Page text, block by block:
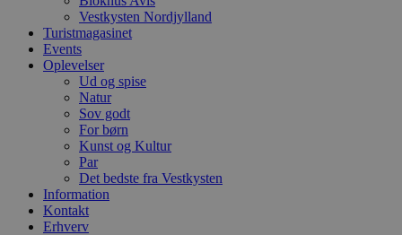
Vestkysten Nordjylland
Turistmagasinet
Events
Oplevelser
Ud og spise
Natur
Sov godt
For børn
Kunst og Kultur
Par
Det bedste fra Vestkysten
Information
Kontakt
Erhverv